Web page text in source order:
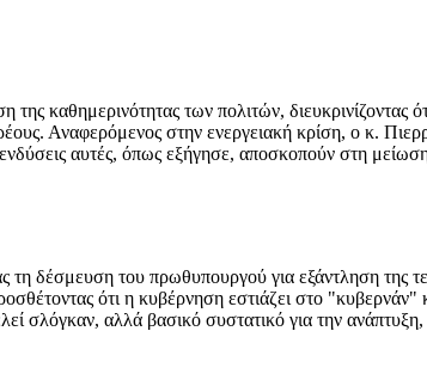
καθημερινότητας των πολιτών, διευκρινίζοντας
Αναφερόμενος στην ενεργειακή κρίση, ο κ.
αυτές, όπως εξήγησε, αποσκοπούν στη
δέσμευση του πρωθυπουργού για εξάντληση της
ότι η κυβέρνηση εστιάζει στο
σλόγκαν, αλλά βασικό συστατικό για την